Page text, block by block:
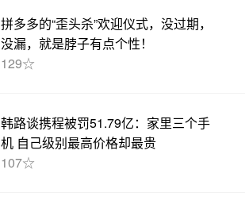
拼多多的“歪头杀”欢迎仪式，没过期，
没漏，就是脖子有点个性！
129☆
韩路谈携程被罚51.79亿：家里三个手
机 自己级别最高价格却最贵
107☆